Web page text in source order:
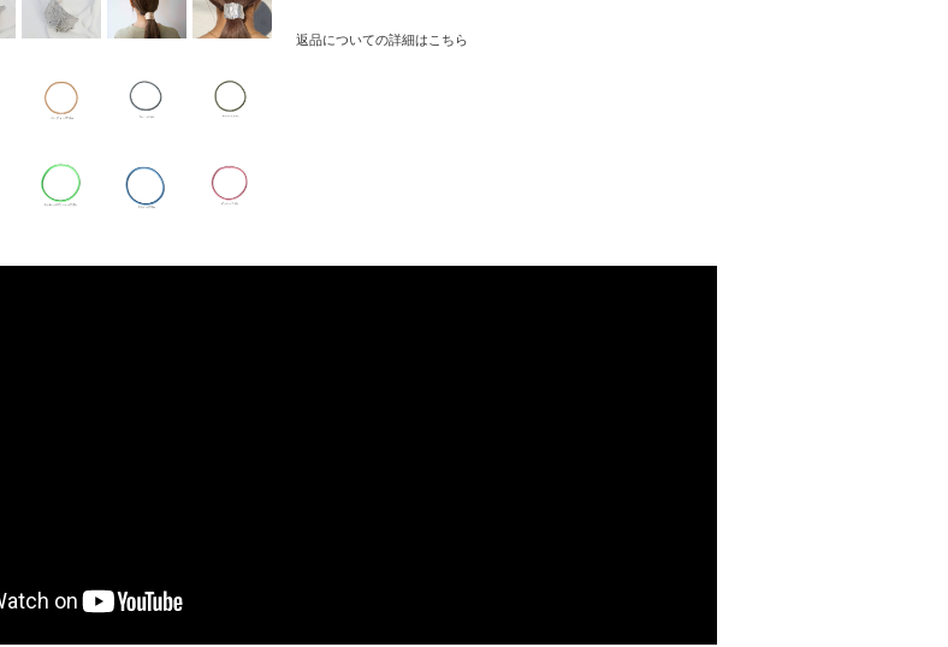
返品についての詳細はこちら